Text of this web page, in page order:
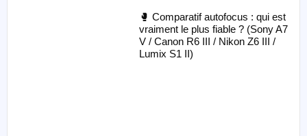
🥊 Comparatif autofocus : qui est
vraiment le plus fiable ? (Sony A7
V / Canon R6 III / Nikon Z6 III /
Lumix S1 II)